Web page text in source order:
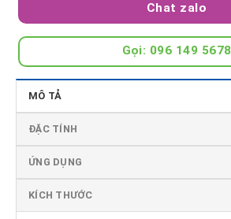
Chat zalo
Gọi: 096 149 5678
MÔ TẢ
ĐẶC TÍNH
ỨNG DỤNG
KÍCH THƯỚC